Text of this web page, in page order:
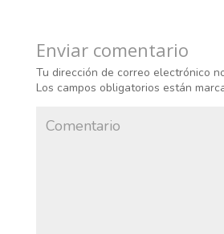
Enviar comentario
Tu dirección de correo electrónico
Los campos obligatorios están